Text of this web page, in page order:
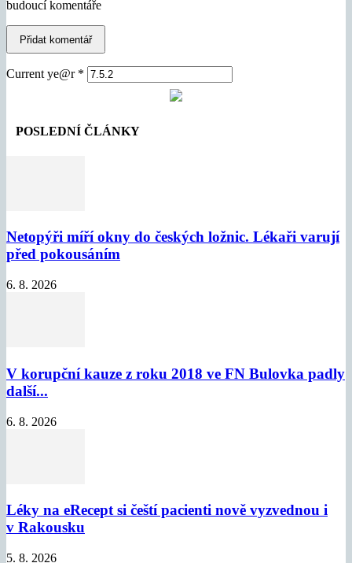
budoucí komentáře
Current ye@r *
POSLEDNÍ ČLÁNKY
Vše
Netopýři míří okny do českých ložnic. Lékaři varují
před pokousáním
6. 8. 2026
V korupční kauze z roku 2018 ve FN Bulovka padly
další...
6. 8. 2026
Léky na eRecept si čeští pacienti nově vyzvednou i
v Rakousku
5. 8. 2026